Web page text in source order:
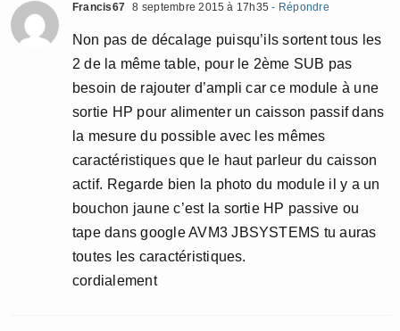
Francis67 8 septembre 2015 à 17h35 - Répondre
Non pas de décalage puisqu’ils sortent tous les
2 de la même table, pour le 2ème SUB pas
besoin de rajouter d’ampli car ce module à une
sortie HP pour alimenter un caisson passif dans
la mesure du possible avec les mêmes
caractéristiques que le haut parleur du caisson
actif. Regarde bien la photo du module il y a un
bouchon jaune c’est la sortie HP passive ou
tape dans google AVM3 JBSYSTEMS tu auras
toutes les caractéristiques.
cordialement